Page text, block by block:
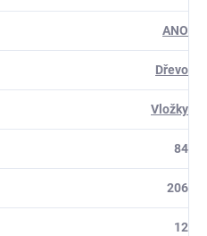
ANO
Dřevo
Vložky
84
206
12